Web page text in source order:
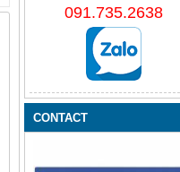
091.735.2638
CONTACT